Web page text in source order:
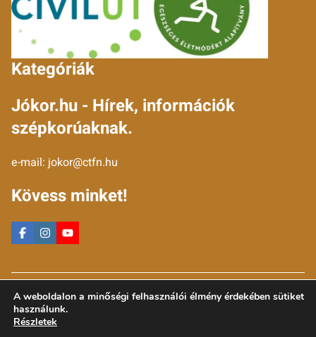
Kategóriák
Jókor.hu - Hírek, információk
szépkorúaknak.
e-mail: jokor@ctfn.hu
Kövess minket!
Copyright © 2024 jokor.hu. Minden jog fenntartva.
A weboldalon a minőségi felhasználói élmény érdekében sütiket
használunk.
Részletek